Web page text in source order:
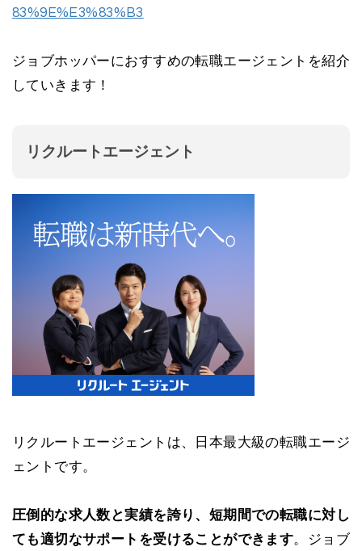
83%9E%E3%83%B3
ジョブホッパーにおすすめの転職エージェントを紹介
していきます！
リクルートエージェント
リクルートエージェントは、日本最大級の転職エージ
ェントです。
圧倒的な求人数と実績を誇り、短期間での転職に対し
ても適切なサポートを受けることができます。ジョブ